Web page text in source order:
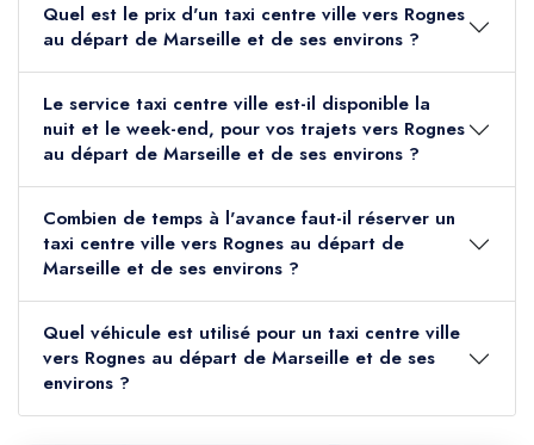
Quel est le prix d'un taxi centre ville vers Rognes
au départ de Marseille et de ses environs ?
Le service taxi centre ville est-il disponible la
nuit et le week-end, pour vos trajets vers Rognes
au départ de Marseille et de ses environs ?
Combien de temps à l'avance faut-il réserver un
taxi centre ville vers Rognes au départ de
Marseille et de ses environs ?
Quel véhicule est utilisé pour un taxi centre ville
vers Rognes au départ de Marseille et de ses
environs ?